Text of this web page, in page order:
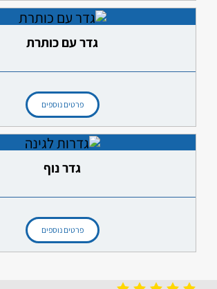
גדר עם כותרת
פרטים נוספים
גדר נוף
פרטים נוספים